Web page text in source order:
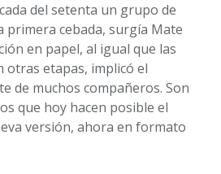
del setenta un grupo de
primera cebada, surgía Mate
en papel, al igual que las
otras etapas, implicó el
de muchos compañeros. Son
que hoy hacen posible el
versión, ahora en formato